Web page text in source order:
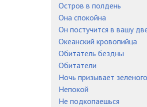
Остров в полдень
Она спокойна
Он постучится в вашу
Океанский кровопийца
Обитатель бездны
Обитатели
Ночь призывает
Непокой
Не подкопаешься